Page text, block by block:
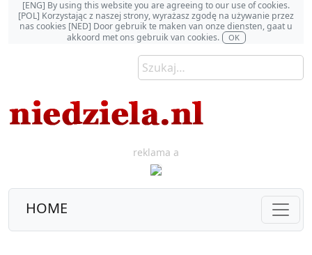
[ENG] By using this website you are agreeing to our use of cookies.
[POL] Korzystając z naszej strony, wyrażasz zgodę na używanie przez
nas cookies [NED] Door gebruik te maken van onze diensten, gaat u
akkoord met ons gebruik van cookies.
OK
reklama a
HOME